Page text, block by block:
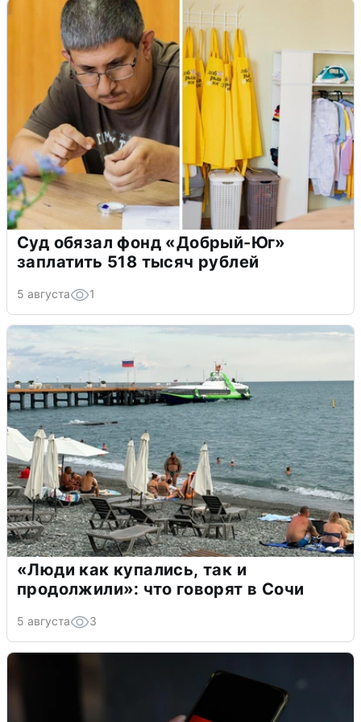
Суд обязал фонд «Добрый-Юг»
заплатить 518 тысяч рублей
5 августа 1
«Люди как купались, так и
продолжили»: что говорят в Сочи
5 августа 3